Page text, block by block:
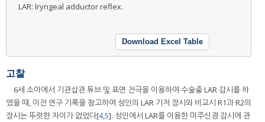
LAR: lryngeal adductor reflex.
Download Excel Table
고찰
6세 소아에서 기관삽관 튜브 및 표면 전극을 이용하여 수술중 LAR 감시를 하
였을 때, 이전 연구 기록을 참고하여 성인의 LAR 기저 잠시와 비교시 R1과 R2의
잠시는 뚜렷한 차이가 없었다[4,5]. 성인에서 LAR를 이용한 미주신경 감시에 관